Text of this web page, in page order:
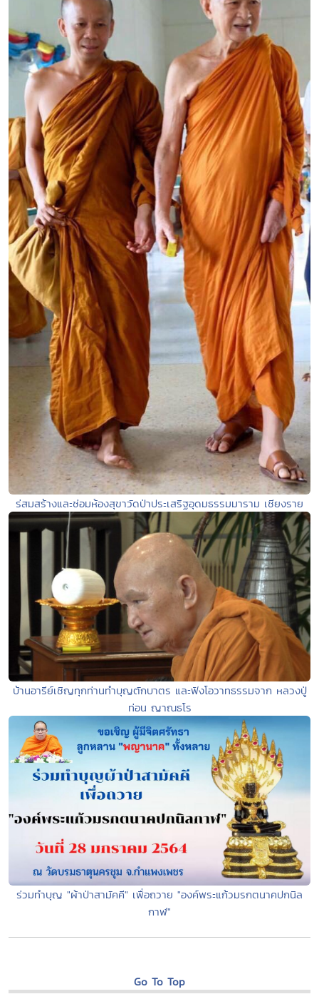
ร่สมสร้างและซ่อมห้องสุขาวัดป่าประเสริฐอุดมธรรมมาราม เชียงราย
บ้านอารีย์เชิญทุกท่านทำบุญตักบาตร และฟังโอวาทธรรมจาก หลวงปู่
ท่อน ญาณธโร
ร่วมทำบุญ​ "ผ้าป่าสามัคคี" เพื่อถวาย "องค์พระแก้วมรกต​นาคปกนิล
กาฬ"
Go To Top